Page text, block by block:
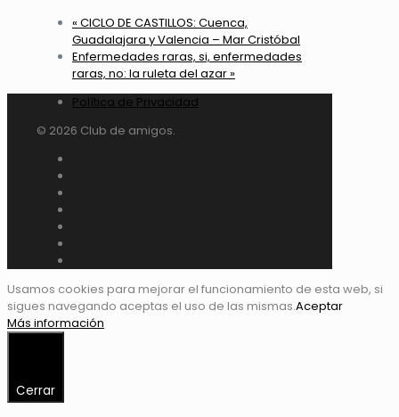
« CICLO DE CASTILLOS: Cuenca,
Guadalajara y Valencia – Mar Cristóbal
Enfermedades raras, si, enfermedades
raras, no: la ruleta del azar »
Política de Privacidad
© 2026 Club de amigos.
Usamos cookies para mejorar el funcionamiento de esta web, si
sigues navegando aceptas el uso de las mismas.Aceptar
Más información
Cerrar